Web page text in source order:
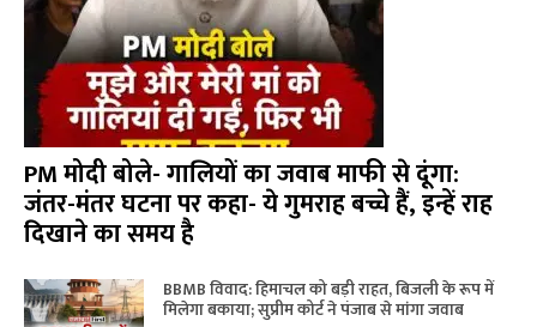
PM मोदी बोले- गालियों का जवाब माफी से दूंगा:
जंतर-मंतर घटना पर कहा- ये गुमराह बच्चे हैं, इन्हें राह
दिखाने का समय है
BBMB विवाद: हिमाचल को बड़ी राहत, बिजली के रूप में
मिलेगा बकाया; सुप्रीम कोर्ट ने पंजाब से मांगा जवाब